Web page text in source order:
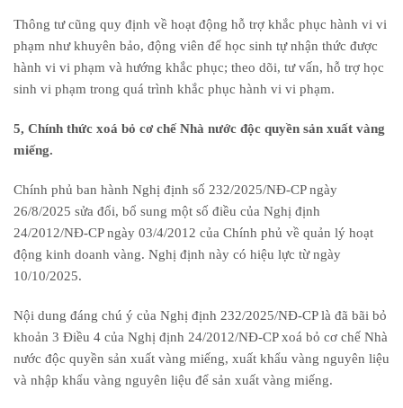
Thông tư cũng quy định về hoạt động hỗ trợ khắc phục hành vi vi
phạm như khuyên bảo, động viên để học sinh tự nhận thức được
hành vi vi phạm và hướng khắc phục; theo dõi, tư vấn, hỗ trợ học
sinh vi phạm trong quá trình khắc phục hành vi vi phạm.
5, Chính thức xoá bỏ cơ chế Nhà nước độc quyền sản xuất vàng
miếng.
Chính phủ ban hành Nghị định số 232/2025/NĐ-CP ngày
26/8/2025 sửa đổi, bổ sung một số điều của Nghị định
24/2012/NĐ-CP ngày 03/4/2012 của Chính phủ về quản lý hoạt
động kinh doanh vàng. Nghị định này có hiệu lực từ ngày
10/10/2025.
Nội dung đáng chú ý của Nghị định 232/2025/NĐ-CP là đã bãi bỏ
khoản 3 Điều 4 của Nghị định 24/2012/NĐ-CP xoá bỏ cơ chế Nhà
nước độc quyền sản xuất vàng miếng, xuất khẩu vàng nguyên liệu
và nhập khẩu vàng nguyên liệu để sản xuất vàng miếng.